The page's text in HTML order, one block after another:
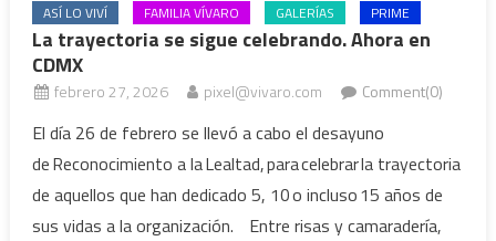
ASÍ LO VIVÍ FAMILIA VÍVARO GALERÍAS PRIME
La trayectoria se sigue celebrando. Ahora en
CDMX
febrero 27, 2026 pixel@vivaro.com Comment(0)
El día 26 de febrero se llevó a cabo el desayuno
de Reconocimiento a la Lealtad, para celebrar la trayectoria
de aquellos que han dedicado 5, 10 o incluso 15 años de
sus vidas a la organización. Entre risas y camaradería,